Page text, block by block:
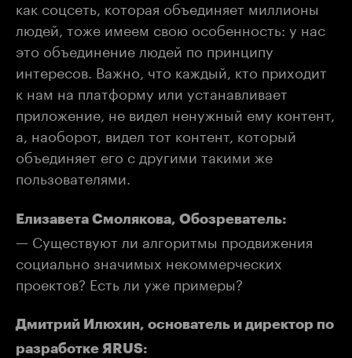
как соцсеть, которая объединяет миллионы
людей, тоже имеем свою особенность: у нас
это объединение людей по принципу
интересов. Важно, что каждый, кто приходит
к нам на платформу или устанавливает
приложение, не видел ненужный ему контент,
а, наоборот, видел тот контент, который
объединяет его с другими такими же
пользователями.
Елизавета Смолякова, Обозреватель:
— Существуют ли алгоритмы продвижения
социально значимых некоммерческих
проектов? Есть ли уже примеры?
Дмитрий Илюхин, основатель и директор по
разработке ЯRUS: